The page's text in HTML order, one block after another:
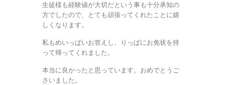
生徒様も経験値が大切だという事も十分承知の
方でしたので、とても頑張ってくれたことに嬉
しくなります。
私もめいっぱいお答えし、りっぱにお免状を持
って帰ってくれました。
本当に良かったと思っています。おめでとうご
さいました。